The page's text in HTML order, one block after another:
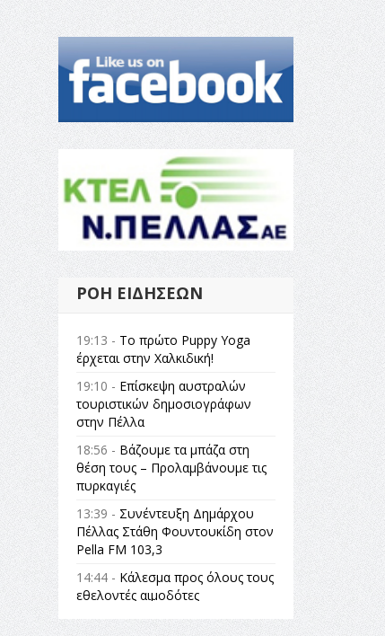
ΡΟΉ ΕΙΔΉΣΕΩΝ
19:13 - Το πρώτο Puppy Yoga
έρχεται στην Χαλκιδική!
19:10 - Επίσκεψη αυστραλών
τουριστικών δημοσιογράφων
στην Πέλλα
18:56 - Βάζουμε τα μπάζα στη
θέση τους – Προλαμβάνουμε τις
πυρκαγιές
13:39 - Συνέντευξη Δημάρχου
Πέλλας Στάθη Φουντουκίδη στον
Pella FM 103,3
14:44 - Κάλεσμα προς όλους τους
εθελοντές αιμοδότες
14:23 -Όλη η Ελλάδα ένας